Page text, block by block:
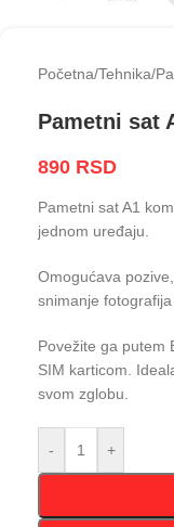
Početna/Tehnika/
Pametni sat
890 RSD
Pametni sat A1
jednom uređaju.
Omogućava
snimanje
Povežite ga putem
SIM karticom.
svom zglobu.
- +